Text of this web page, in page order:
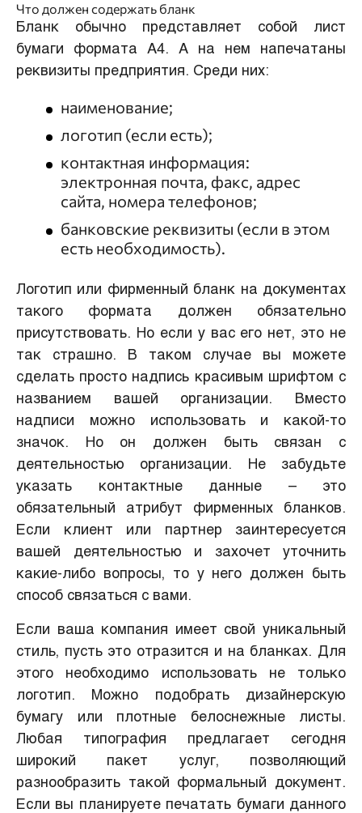
Что должен содержать бланк
Бланк обычно представляет собой лист
бумаги формата А4. А на нем напечатаны
реквизиты предприятия. Среди них:
наименование;
логотип (если есть);
контактная информация:
электронная почта, факс, адрес
сайта, номера телефонов;
банковские реквизиты (если в этом
есть необходимость).
Логотип или фирменный бланк на документах
такого формата должен обязательно
присутствовать. Но если у вас его нет, это не
так страшно. В таком случае вы можете
сделать просто надпись красивым шрифтом с
названием вашей организации. Вместо
надписи можно использовать и какой-то
значок. Но он должен быть связан с
деятельностью организации. Не забудьте
указать контактные данные – это
обязательный атрибут фирменных бланков.
Если клиент или партнер заинтересуется
вашей деятельностью и захочет уточнить
какие-либо вопросы, то у него должен быть
способ связаться с вами.
Если ваша компания имеет свой уникальный
стиль, пусть это отразится и на бланках. Для
этого необходимо использовать не только
логотип. Можно подобрать дизайнерскую
бумагу или плотные белоснежные листы.
Любая типография предлагает сегодня
широкий пакет услуг, позволяющий
разнообразить такой формальный документ.
Если вы планируете печатать бумаги данного